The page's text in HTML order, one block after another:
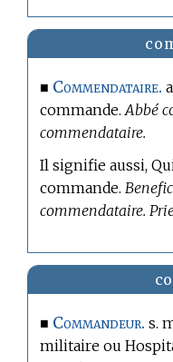
■ Commendataire.
commande.Abbé
commendataire.
Il signifie aussi,
commande.
commendataire.
■ Commandeur. s.
militaire ou